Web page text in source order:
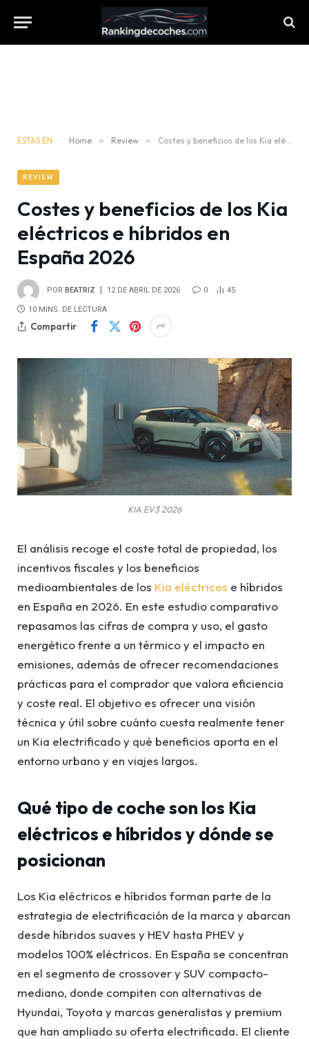
ESTÁS EN: Home » Review » Costes y beneficios de los Kia eléctricos e híbridos en España 2026
REVIEW
Costes y beneficios de los Kia
eléctricos e híbridos en
España 2026
POR BEATRIZ 12 DE ABRIL DE 2026 0 45
10 MINS. DE LECTURA
Compartir
KIA EV3 2026
El análisis recoge el coste total de propiedad, los
incentivos fiscales y los beneficios
medioambientales de los Kia eléctricos e híbridos
en España en 2026. En este estudio comparativo
repasamos las cifras de compra y uso, el gasto
energético frente a un térmico y el impacto en
emisiones, además de ofrecer recomendaciones
prácticas para el comprador que valora eficiencia
y coste real. El objetivo es ofrecer una visión
técnica y útil sobre cuánto cuesta realmente tener
un Kia electrificado y qué beneficios aporta en el
entorno urbano y en viajes largos.
Qué tipo de coche son los Kia
eléctricos e híbridos y dónde se
posicionan
Los Kia eléctricos e híbridos forman parte de la
estrategia de electrificación de la marca y abarcan
desde híbridos suaves y HEV hasta PHEV y
modelos 100% eléctricos. En España se concentran
en el segmento de crossover y SUV compacto-
mediano, donde compiten con alternativas de
Hyundai, Toyota y marcas generalistas y premium
que han ampliado su oferta electrificada. El cliente